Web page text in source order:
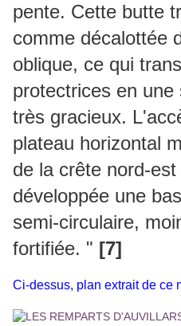
pente. Cette butte
comme décalottée
oblique, ce qui
protectrices en
très gracieux.
plateau horizontal
de la crête nord-
développée une
semi-circulaire,
fortifiée. " [7]
Ci-dessus, plan extrait de ce